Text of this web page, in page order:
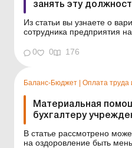
занять эту
Из статьи вы узнаете о
сотрудника предприятия
ситуацию: на предприятии
бухгалтера, основные
Должностной оклад...
0 0 176
Баланс-Бюджет | Оплата труда
Материальная
бухгалтеру
В статье рассмотрено
на оздоровление быть